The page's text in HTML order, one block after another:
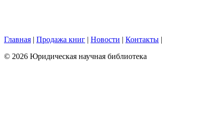
Главная | Продажа книг | Новости | Контакты |
© 2026 Юридическая научная библиотека